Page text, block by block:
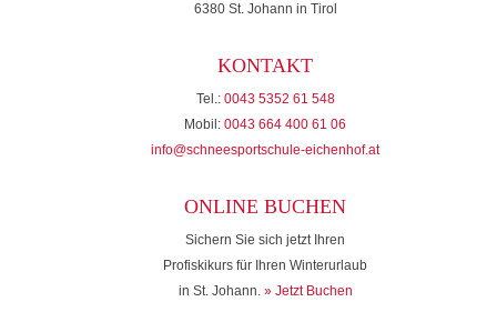
6380 St. Johann in Tirol
KONTAKT
Tel.: 0043 5352 61 548
Mobil: 0043 664 400 61 06
info@schneesportschule-eichenhof.at
ONLINE BUCHEN
Sichern Sie sich jetzt Ihren
Profiskikurs für Ihren Winterurlaub
in St. Johann. » Jetzt Buchen